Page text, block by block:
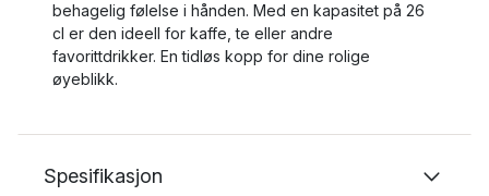
behagelig følelse i hånden. Med en kapasitet på 26
cl er den ideell for kaffe, te eller andre
favorittdrikker. En tidløs kopp for dine rolige
øyeblikk.
Spesifikasjon